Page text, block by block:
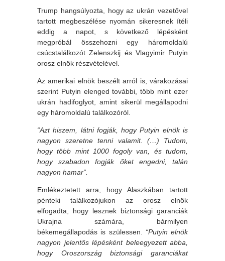
Trump hangsúlyozta, hogy az ukrán vezetővel
tartott megbeszélése nyomán sikeresnek ítéli
eddig a napot, s következő lépésként
megpróbál összehozni egy háromoldalú
csúcstalálkozót Zelenszkij és Vlagyimir Putyin
orosz elnök részvételével.
Az amerikai elnök beszélt arról is, várakozásai
szerint Putyin elenged további, több mint ezer
ukrán hadifoglyot, amint sikerül megállapodni
egy háromoldalú találkozóról.
“Azt hiszem, látni fogják, hogy Putyin elnök is
nagyon szeretne tenni valamit. (…) Tudom,
hogy több mint 1000 fogoly van, és tudom,
hogy szabadon fogják őket engedni, talán
nagyon hamar”.
Emlékeztetett arra, hogy Alaszkában tartott
pénteki találkozójukon az orosz elnök
elfogadta, hogy lesznek biztonsági garanciák
Ukrajna számára, bármilyen
békemegállapodás is szülessen. “Putyin elnök
nagyon jelentős lépésként beleegyezett abba,
hogy Oroszország biztonsági garanciákat